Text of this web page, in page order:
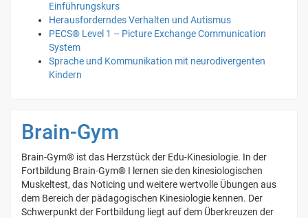
Einführungskurs
Herausforderndes Verhalten und Autismus
PECS® Level 1 – Picture Exchange Communication
System
Sprache und Kommunikation mit neurodivergenten
Kindern
Brain-Gym
Brain-Gym® ist das Herzstück der Edu-Kinesiologie. In der
Fortbildung Brain-Gym® I lernen sie den kinesiologischen
Muskeltest, das Noticing und weitere wertvolle Übungen aus
dem Bereich der pädagogischen Kinesiologie kennen. Der
Schwerpunkt der Fortbildung liegt auf dem Überkreuzen der